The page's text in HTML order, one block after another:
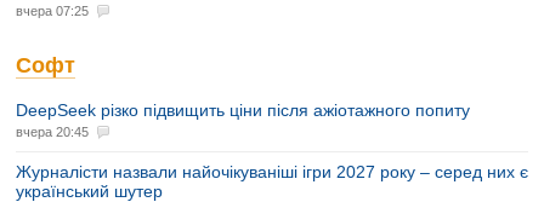
вчера 07:25
Софт
DeepSeek різко підвищить ціни після ажіотажного попиту
вчера 20:45
Журналісти назвали найочікуваніші ігри 2027 року – серед них є
український шутер